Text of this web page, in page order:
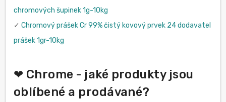
chromových šupinek 1g-10kg
✓ Chromový prášek Cr 99% čistý kovový prvek 24 dodavatel
prášek 1gr-10kg
❤ Chrome - jaké produkty jsou
oblíbené a prodávané?